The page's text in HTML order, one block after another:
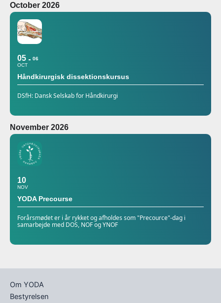
October 2026
05
OCT
06
Håndkirurgisk dissektionskursus
DSfH: Dansk Selskab for Håndkirurgi
November 2026
10
NOV
YODA Precourse
Forårsmødet er i år rykket og afholdes som "Precource"-dag i
samarbejde med DOS, NOF og YNOF
Om YODA
Bestyrelsen